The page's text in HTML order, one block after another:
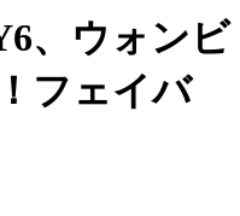
、ウォンビ
フェイバ